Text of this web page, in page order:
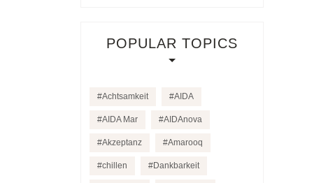
POPULAR TOPICS
Achtsamkeit AIDA
AIDA Mar AIDAnova
Akzeptanz Amarooq
chillen Dankbarkeit